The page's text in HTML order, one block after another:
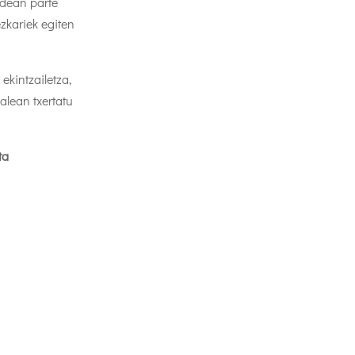
egiten
ekintzailetza,
txertatu